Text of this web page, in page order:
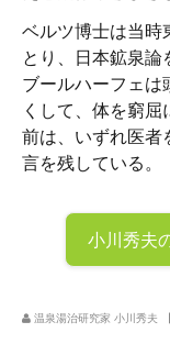
ベルツ博士は当時
とり、日本鉱泉
ブールハーフェは
くして、体を窮
前は、いずれ医者
言を残している。
小川秀夫
温泉湯治研究家 小川秀夫